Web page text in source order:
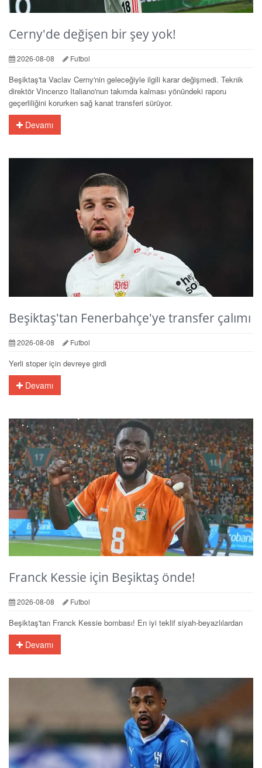
Cerny'de değişen bir şey yok!
2026-08-08 Futbol
Beşiktaş'ta Vaclav Cerny'nin geleceğiyle ilgili karar değişmedi. Teknik
direktör Vincenzo Italiano'nun takımda kalması yönündeki raporu
geçerliliğini korurken sağ kanat transferi sürüyor.
Devamı
Beşiktaş'tan Fenerbahçe'ye transfer çalımı
2026-08-08 Futbol
Yerli stoper için devreye girdi
Devamı
Franck Kessie için Beşiktaş önde!
2026-08-08 Futbol
Beşiktaş'tan Franck Kessie bombası! En iyi teklif siyah-beyazlılardan
Devamı